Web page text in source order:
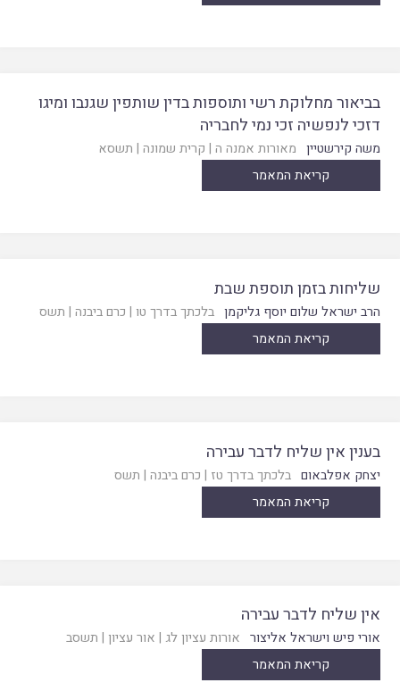
בביאור מחלוקת רשי ותוספות בדין שותפין שגנבו ומיגו
דזכי לנפשיה זכי נמי לחבריה
משה קירשטיין מאורות אמנה ה | קרית שמונה | תשסא
קריאת המאמר
שליחות בזמן תוספת שבת
הרב ישראל שלום יוסף גליקמן בלכתך בדרך טו | כרם ביבנה | תשס
קריאת המאמר
בענין אין שליח לדבר עבירה
יצחק אפלבאום בלכתך בדרך טז | כרם ביבנה | תשס
קריאת המאמר
אין שליח לדבר עבירה
אורי פיש וישראל אליצור אורות עציון לג | אור עציון | תשסב
קריאת המאמר